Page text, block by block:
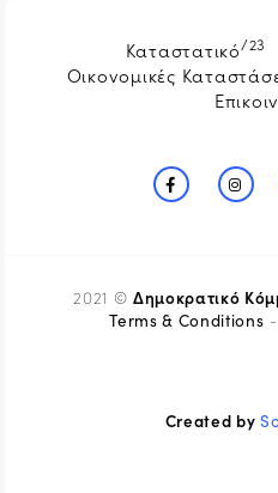
Καταστατικό/23
Οικονομικές
2021 ©Δημοκρατικό
Terms & Conditions -
Created by